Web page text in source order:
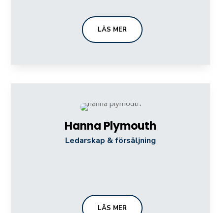
LÄS MER
Hanna Plymouth
Ledarskap & försäljning
LÄS MER